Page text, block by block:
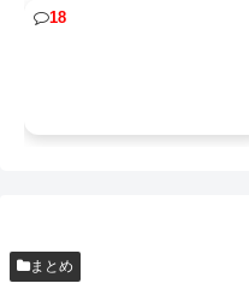
【こち亀】連載50
【悲報】ピカチュ
【NTEまとめ】映
れつまんないですか
18
まとめ